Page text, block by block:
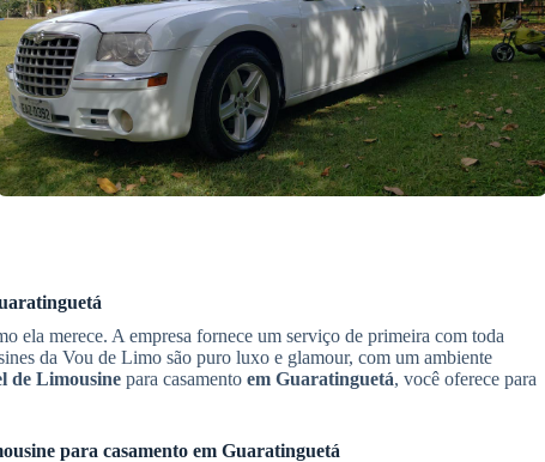
ela merece. A empresa fornece um serviço de primeira com toda
da Vou de Limo são puro luxo e glamour, com um ambiente
de Limousine para casamento em Guaratinguetá, você oferece para
para casamento em Guaratinguetá